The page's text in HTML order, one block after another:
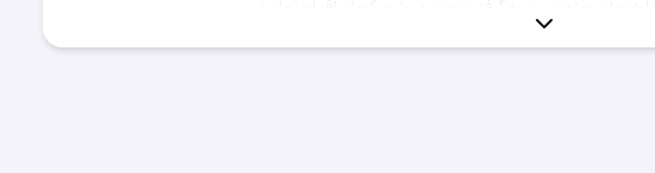
درشهر کرمان